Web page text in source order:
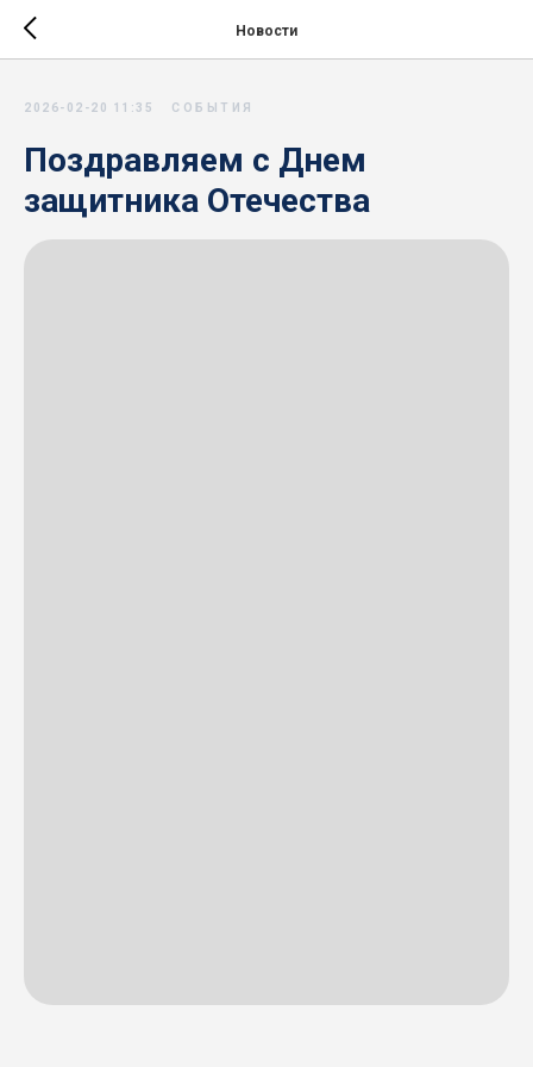
Новости
2026-02-20 11:35 СОБЫТИЯ
Поздравляем с Днем
защитника Отечества